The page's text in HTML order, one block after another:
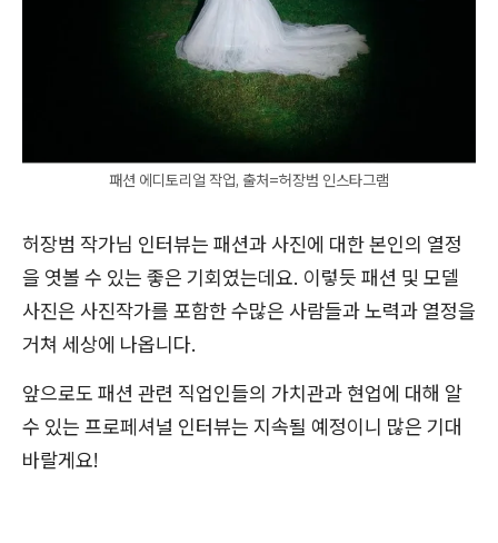
패션 에디토리얼 작업, 출처=허장범 인스타그램
허장범 작가님 인터뷰는 패션과 사진에 대한 본인의 열정
을 엿볼 수 있는 좋은 기회였는데요. 이렇듯 패션 및 모델
사진은 사진작가를 포함한 수많은 사람들과 노력과 열정을
거쳐 세상에 나옵니다.
앞으로도 패션 관련 직업인들의 가치관과 현업에 대해 알
수 있는 프로페셔널 인터뷰는 지속될 예정이니 많은 기대
바랄게요!